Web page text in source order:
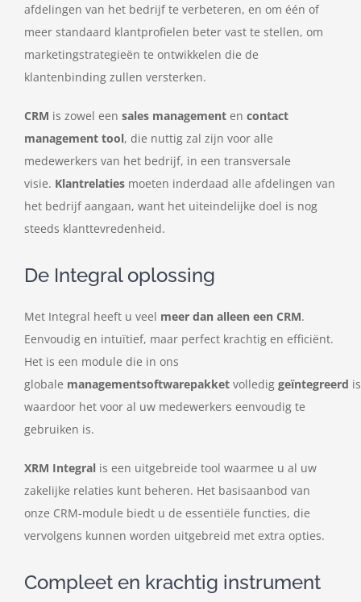
afdelingen van het bedrijf te verbeteren, en om één of
meer standaard klantprofielen beter vast te stellen, om
marketingstrategieën te ontwikkelen die de
klantenbinding zullen versterken.
CRM is zowel een sales management en contact
management tool, die nuttig zal zijn voor alle
medewerkers van het bedrijf, in een transversale
visie. Klantrelaties moeten inderdaad alle afdelingen van
het bedrijf aangaan, want het uiteindelijke doel is nog
steeds klanttevredenheid.
De Integral oplossing
Met Integral heeft u veel meer dan alleen een CRM.
Eenvoudig en intuïtief, maar perfect krachtig en efficiënt.
Het is een module die in ons
globale managementsoftwarepakket volledig geïntegreerd
waardoor het voor al uw medewerkers eenvoudig te
gebruiken is.
XRM Integral is een uitgebreide tool waarmee u al uw
zakelijke relaties kunt beheren. Het basisaanbod van
onze CRM-module biedt u de essentiële functies, die
vervolgens kunnen worden uitgebreid met extra opties.
Compleet en krachtig instrument